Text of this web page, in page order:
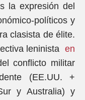
la expresión del
políticos y
clasista de élite.
leninista en
conflicto militar
(EE.UU. +
y Australia) y